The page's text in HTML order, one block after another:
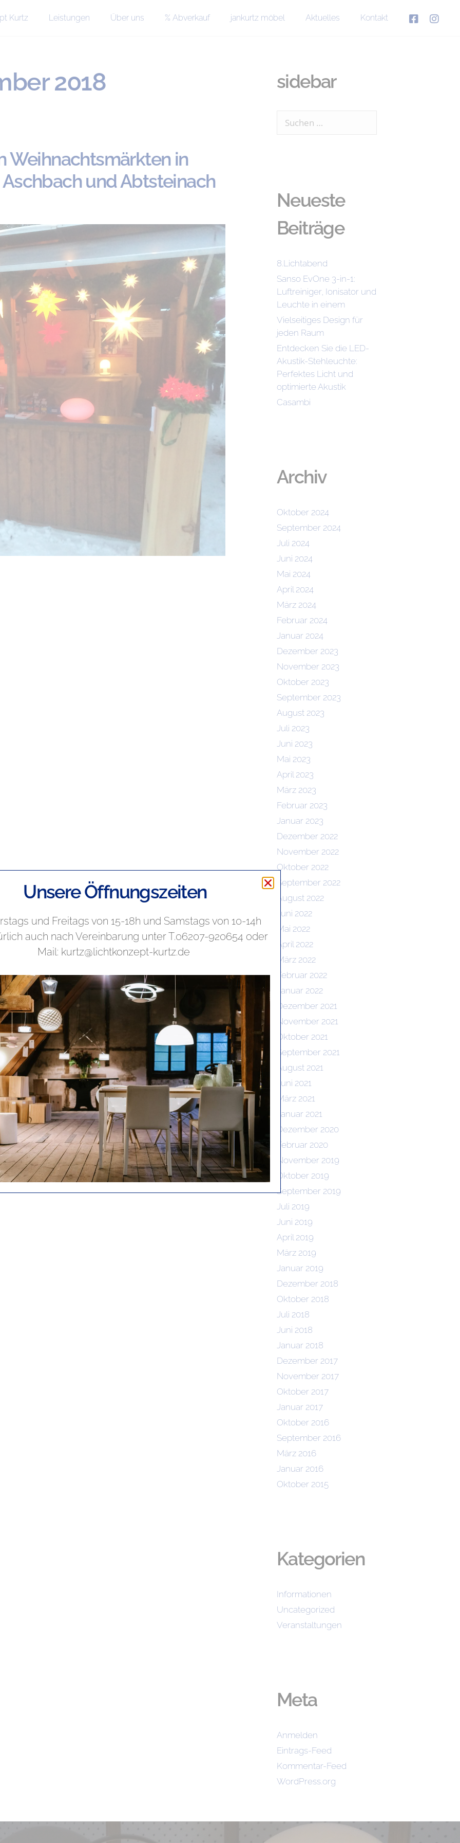
Kurtz Leistungen Über uns % Abverkauf jankurtz möbel Aktuelles Kontakt
2018
Weihnachtsmärkten in
und Abtsteinach
sidebar
Neueste
Beiträge
8.Lichtabend
Sanso EvOne 3-in-1:
Luftreiniger, Ionisator und
Leuchte in einem
Vielseitiges Design für
jeden Raum
Entdecken Sie die LED-
Akustik-Stehleuchte:
Perfektes Licht und
optimierte Akustik
Casambi
Archiv
Oktober 2024
September 2024
Juli 2024
Juni 2024
Mai 2024
April 2024
März 2024
Februar 2024
Januar 2024
Dezember 2023
November 2023
Oktober 2023
September 2023
August 2023
Juli 2023
Juni 2023
Mai 2023
April 2023
März 2023
Februar 2023
Januar 2023
Dezember 2022
November 2022
Oktober 2022
September 2022
August 2022
Juni 2022
Mai 2022
April 2022
März 2022
Februar 2022
Januar 2022
Dezember 2021
November 2021
Oktober 2021
September 2021
August 2021
Juni 2021
März 2021
Januar 2021
Dezember 2020
Februar 2020
November 2019
Oktober 2019
September 2019
Juli 2019
Juni 2019
April 2019
März 2019
Januar 2019
Dezember 2018
Oktober 2018
Juli 2018
Juni 2018
Januar 2018
Dezember 2017
November 2017
Oktober 2017
Januar 2017
Oktober 2016
September 2016
März 2016
Januar 2016
Oktober 2015
Kategorien
Informationen
Uncategorized
Veranstaltungen
Meta
Anmelden
Eintrags-Feed
Kommentar-Feed
WordPress.org
Unsere Öffnungszeiten
und Freitags von 15-18h und Samstags von 10-14h
auch nach Vereinbarung unter T.06207-920654 oder
Mail: kurtz@lichtkonzept-kurtz.de